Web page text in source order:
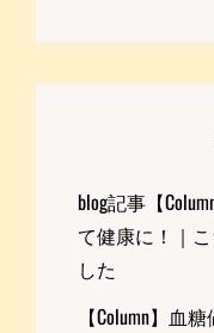
blog記事【
て健康に！｜
した
【Column】血